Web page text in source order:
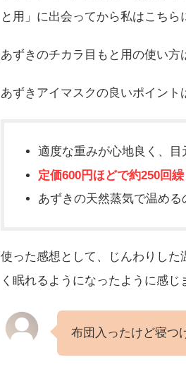
と用」に出会ってから私はこちら
あずきのチカラ目もと用の使い方
あずきアイマスクの良いポイント
適度な重みが心地良く、目
定価600円ほどで約250回
あずきの天然蒸気で温め
使った感想として、じんわりし
く眠れるようになったように感じ
布団入ったけど寝つ